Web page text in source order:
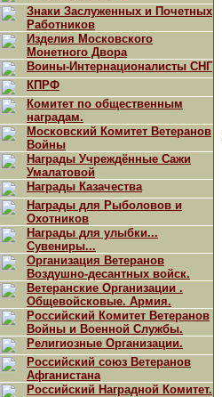
Знаки Заслуженных и Почетных
Работников
Изделия Московского
Монетного Двора
Воины-Интернационалисты СНГ
КПРФ
Комитет по общественным
наградам.
Московский Комитет Ветеранов
Войны
Награды Учреждённые Сажи
Умалатовой
Награды Казачества
Награды для Рыболовов и
Охотников
Награды для улыбки...
Сувениры...
Организация Ветеранов
Воздушно-десантных войск.
Ветеранские Организации .
Общевойсковые. Армия.
Российский Комитет Ветеранов
Войны и Военной Службы.
Религиозные Организации.
Российский союз Ветеранов
Афганистана
Российский Наградной Комитет.